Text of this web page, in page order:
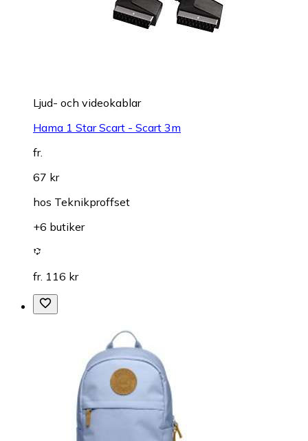
Ljud- och videokablar
Hama 1 Star Scart - Scart 3m
fr.
67 kr
hos Teknikproffset
+6 butiker
fr. 116 kr